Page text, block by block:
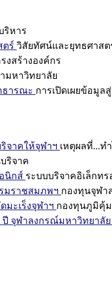
ริหาร
ตร์ วิสัยทัศน์และยุทธศาสต
งสร้างองค์กร
มหาวิทยาลัย
ธารณะ การเปิดเผยข้อมูล
จาคให้จุฬาฯ เหตุผลที่...ท
ริจาค
นิกส์ ระบบบริจาคอิเล็กท
มราชสมภพฯ กองทุนจุฬา
ะเร็งจุฬาฯ กองทุนภูมิคุ้ม
ปี จุฬาลงกรณ์มหาวิทยาลัย